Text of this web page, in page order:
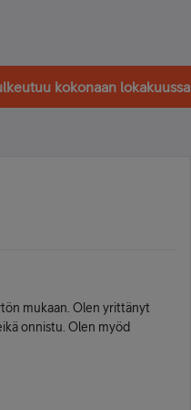
kokonaan lokakuussa
mukaan. Olen yrittänyt
onnistu. Olen myöd